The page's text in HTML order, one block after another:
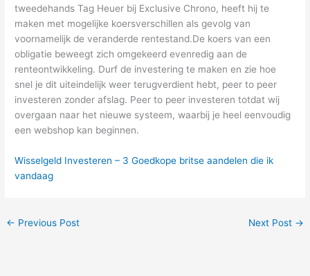
tweedehands Tag Heuer bij Exclusive Chrono, heeft hij te
maken met mogelijke koersverschillen als gevolg van
voornamelijk de veranderde rentestand.De koers van een
obligatie beweegt zich omgekeerd evenredig aan de
renteontwikkeling. Durf de investering te maken en zie hoe
snel je dit uiteindelijk weer terugverdient hebt, peer to peer
investeren zonder afslag. Peer to peer investeren totdat wij
overgaan naar het nieuwe systeem, waarbij je heel eenvoudig
een webshop kan beginnen.
Wisselgeld Investeren – 3 Goedkope britse aandelen die ik
vandaag
← Previous Post Next Post →